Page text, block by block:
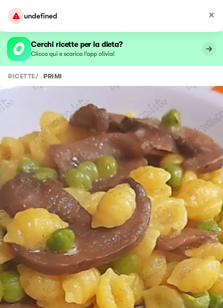
undefined
Cerchi ricette per la dieta?
Clicca qui e scarica l’app olivia!
RICETTE/ PRIMI